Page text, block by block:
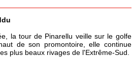
la tour de Pinarellu veille sur le golfe
de son promontoire, elle continue
plus beaux rivages de l'Extrême-Sud.